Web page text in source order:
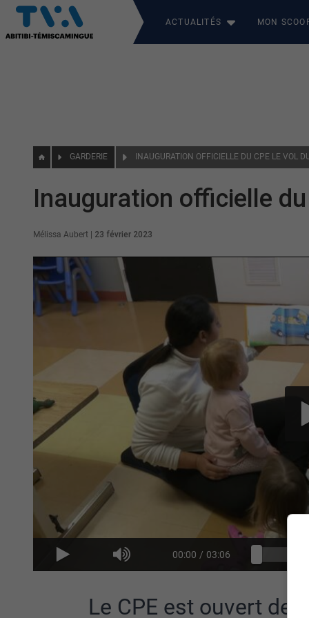
ACTUALITÉS MON
GARDERIE INAUGURATION OFFICIELLE DU CPE LE VOL
Inauguration officielle
Mélissa Aubert 23 février 2023
00:00 / 03:06
Le CPE est ouvert